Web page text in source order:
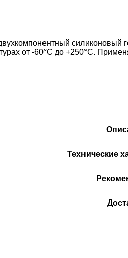
силиконовый
от -60°С до +250°С.
Технические